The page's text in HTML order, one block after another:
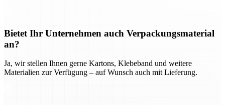
Bietet Ihr Unternehmen auch Verpackungsmaterial
an?
Ja, wir stellen Ihnen gerne Kartons, Klebeband und weitere
Materialien zur Verfügung – auf Wunsch auch mit Lieferung.